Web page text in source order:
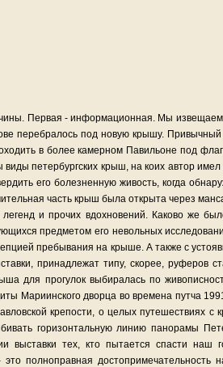
Первая - информационная. Мы извещаем
перебралось под новую крышу.
в более камерном Павильоне под
петербургских крыш, на коих автор
его болезненную живость, когда
часть крыш была открыта через
и прочих вдохновений. Каково же
предметом его невольных
пребывания на крыше. А также с
принадлежат типу, скорее, руферов
для прогулок выбиралась по
Мариинского дворца во времена путча
крепости, о целых путешествиях
горизонтальную линию панорамы
выставки тех, кто пытается спасти наш
полноправная достопримечательность